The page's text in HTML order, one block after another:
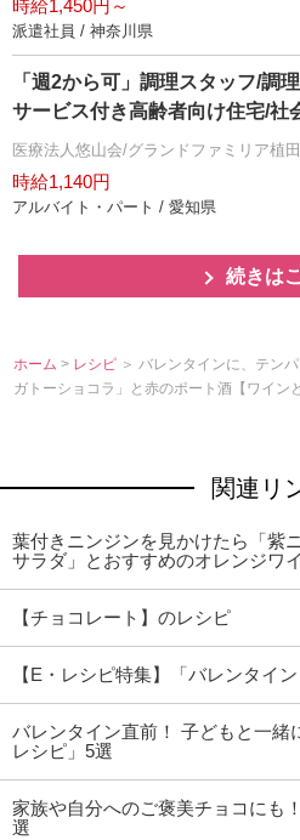
時給1,450円～
派遣社員 / 神奈川県
「週2から可」調理スタッフ/調
サービス付き高齢者向け住宅/社
医療法人悠山会/グランドファミリア植田
時給1,140円
アルバイト・パート / 愛知県
続きは
ホーム > レシピ ＞ バレンタインに、テン
ガトーショコラ」と赤のポート酒【ワイン
関連リ
葉付きニンジンを見かけたら「紫
サラダ」とおすすめのオレンジワ
【チョコレート】のレシピ
【E・レシピ特集】「バレンタイン
バレンタイン直前！ 子どもと一緒
レシピ」5選
家族や自分へのご褒美チョコにも
選